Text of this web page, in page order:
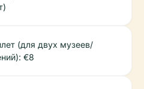
(для двух музеев/
€8